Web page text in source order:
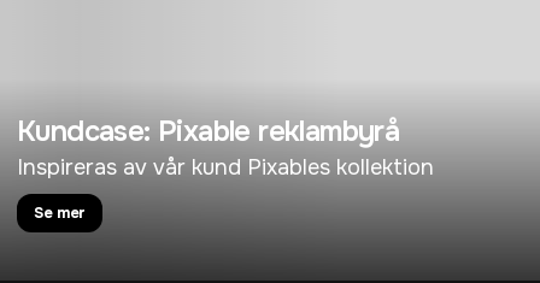
Kundcase: Pixable reklambyrå
Inspireras av vår kund Pixables kollektion
Se mer